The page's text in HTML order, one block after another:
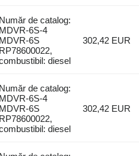
Număr de catalog:
MDVR-6S-4
MDVR-6S
RP78600022,
diesel
302,42 EUR
Număr de catalog:
MDVR-6S-4
MDVR-6S
RP78600022,
diesel
302,42 EUR